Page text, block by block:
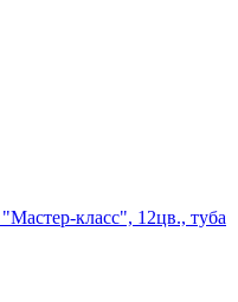
класс", 12цв., туба